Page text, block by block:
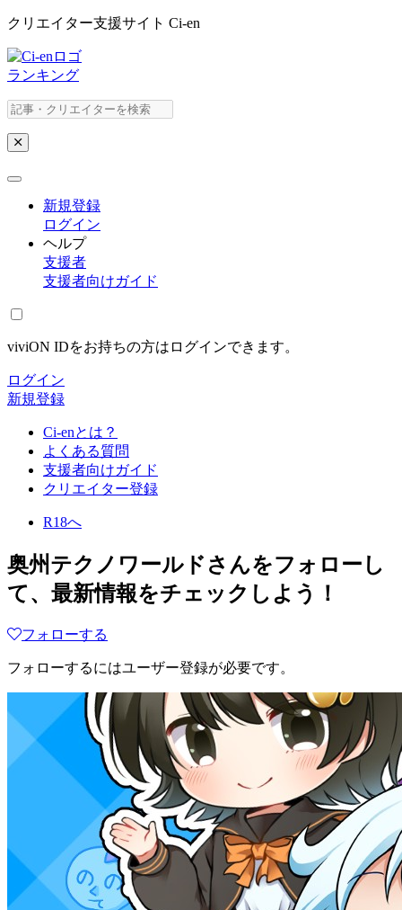
クリエイター支援サイト Ci-en
ランキング
新規登録
ログイン
ヘルプ
支援者
支援者向けガイド
viviON IDをお持ちの方はログインできます。
ログイン
新規登録
Ci-enとは？
よくある質問
支援者向けガイド
クリエイター登録
R18へ
奥州テクノワールド さんをフォローし
て、最新情報をチェックしよう！
フォローする
フォローするにはユーザー登録が必要です。